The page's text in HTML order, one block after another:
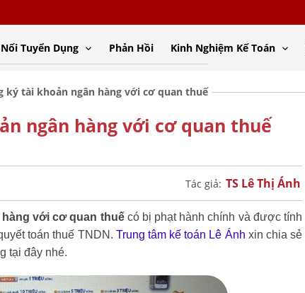
Tuyển Dụng Phản Hồi Kinh Nghiệm Kế Toán
ký tài khoản ngân hàng với cơ quan thuế
ngân hàng với cơ quan thuế
Tác giả: TS Lê Thị Ánh
với cơ quan thuếcó bị phạt hành chính và được tính
toán thuế TNDN. Trung tâm kế toán Lê Ánh xin chia sẻ
tại đây nhé.